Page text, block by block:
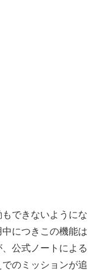
できないようにな
につきこの機能は
公式ノート による
のミッションが追